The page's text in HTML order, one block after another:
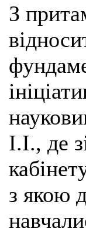
З
І.І., де
з якою